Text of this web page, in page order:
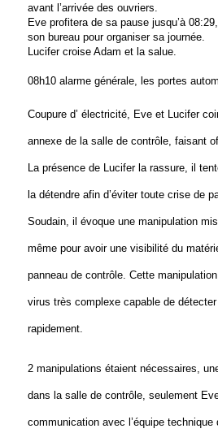
avant l’arrivée des ouvriers.
Eve profitera de sa pause jusqu’à
son bureau pour organiser sa journée.
Lucifer croise Adam et la salue.
08h10 alarme générale, les portes
Coupure d’ électricité, Eve et Lucifer
annexe de la salle de contrôle, faisant
La présence de Lucifer la rassure, il
la détendre afin d’éviter toute crise de
Soudain, il évoque une manipulation
même pour avoir une visibilité du
panneau de contrôle. Cette
virus très complexe capable de
rapidement.
2 manipulations étaient nécessaires,
dans la salle de contrôle, seulement
communication avec l’équipe technique